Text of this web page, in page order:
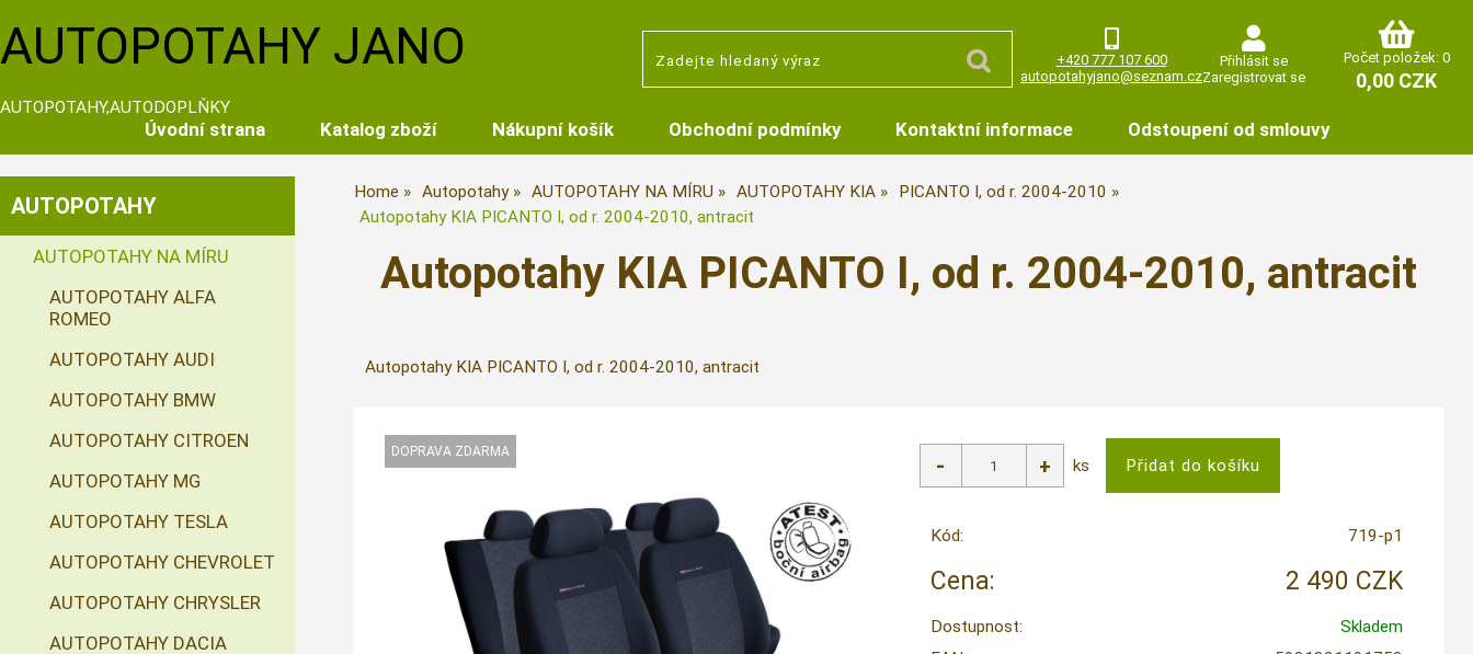
+420 777 107 600
autopotahyjano@seznam.cz
Přihlásit se
Zaregistrovat se
Počet položek: 0
0,00 CZK
AUTOPOTAHY JANO
AUTOPOTAHY,AUTODOPLŇKY
Úvodní strana Katalog zboží Nákupní košík Obchodní podmínky Kontaktní informace Odstoupení od smlouvy
Home Autopotahy AUTOPOTAHY NA MÍRU AUTOPOTAHY KIA
PICANTO I, od r. 2004-2010
Autopotahy KIA PICANTO I, od r. 2004-2010, antracit
Autopotahy KIA PICANTO I, od r. 2004-2010, antracit
Autopotahy KIA PICANTO I, od r. 2004-2010, antracit
ks
Kód: 719-p1
Cena: 2 490 CZK
Dostupnost:
Skladem
AUTOPOTAHY
AUTOPOTAHY NA MÍRU
AUTOPOTAHY ALFA
ROMEO
AUTOPOTAHY AUDI
AUTOPOTAHY BMW
AUTOPOTAHY CITROEN
AUTOPOTAHY MG
AUTOPOTAHY TESLA
AUTOPOTAHY CHEVROLET
AUTOPOTAHY CHRYSLER
AUTOPOTAHY DACIA